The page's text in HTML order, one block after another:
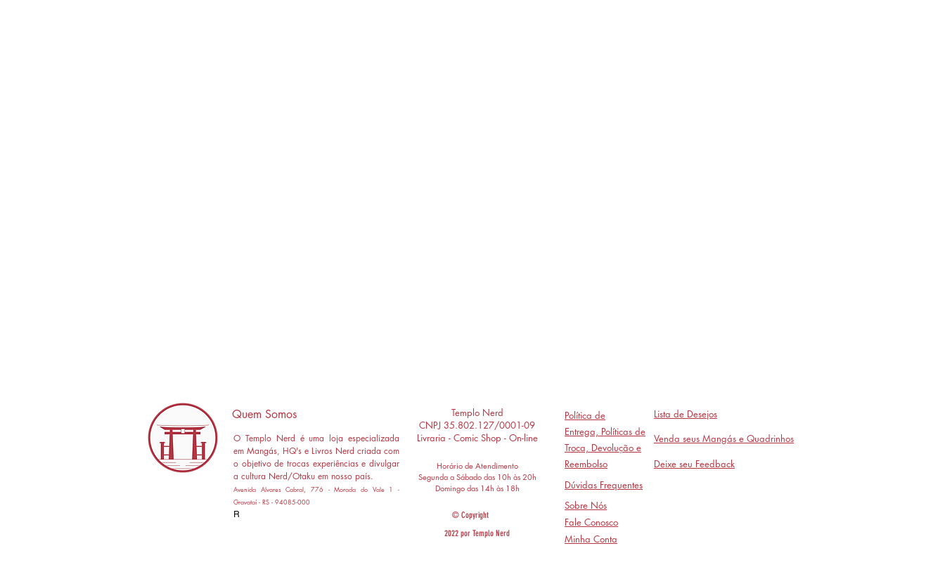
Quem Somos
O Templo Nerd é uma loja especializada
em Mangás, HQ's e Livros Nerd criada com
o objetivo de trocas experiências e divulgar
a cultura Nerd/Otaku em nosso país.
Avenida Alvares Cabral, 776 - Morada do Vale 1 -
Gravataí - RS - 94085-000
R
Templo Nerd
CNPJ 35.802.127/0001-09
Livraria - Comic Shop - On-line
Horário de Atendimento
Segunda a Sábado das 10h às 20h
Domingo das 14h às 18h
2022 por Templo Nerd
© Copyright
Política de
Entrega, Políticas de
Troca, Devolução e
Reembolso
Lista de Desejos
Venda seus Mangás e Quadrinhos
Deixe seu Feedback
Dúvidas Frequentes
Sobre Nós
Fale Conosco
Minha Conta